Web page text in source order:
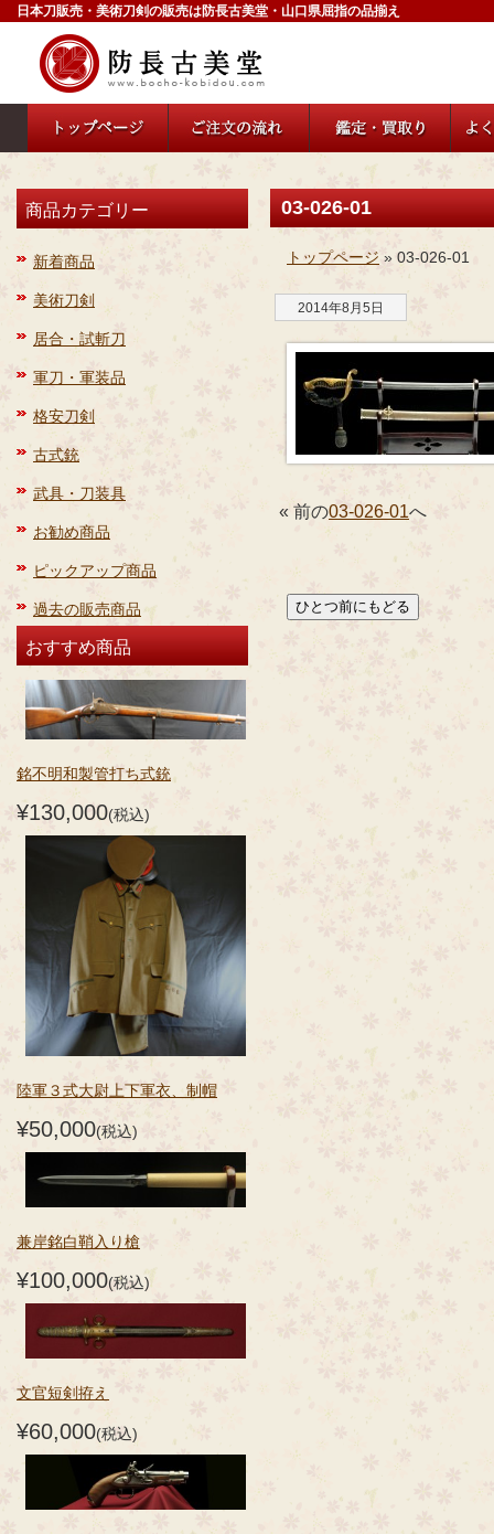
日本刀販売・美術刀剣の販売は防長古美堂・山口県屈指の品揃え
商品カテゴリー
新着商品
美術刀剣
居合・試斬刀
軍刀・軍装品
格安刀剣
古式銃
武具・刀装具
お勧め商品
ピックアップ商品
過去の販売商品
おすすめ商品
銘不明和製管打ち式銃
¥130,000(税込)
陸軍３式大尉上下軍衣、制帽
¥50,000(税込)
兼岸銘白鞘入り槍
¥100,000(税込)
文官短剣拵え
¥60,000(税込)
03-026-01
トップページ » 03-026-01
2014年8月5日
« 前の03-026-01へ